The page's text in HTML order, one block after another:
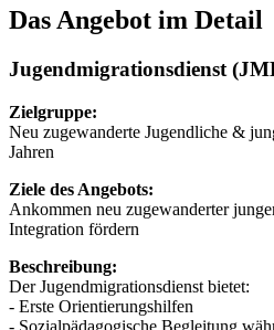
Das Angebot im Detail
Jugendmigrationsdienst
Zielgruppe:
Neu zugewanderte Jugendliche &
Jahren
Ziele des Angebots:
Ankommen neu zugewanderter
Integration fördern
Beschreibung:
Der Jugendmigrationsdienst bietet:
- Erste Orientierungshilfen
- Sozialpädagogische Begleitung